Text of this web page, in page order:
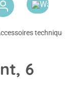
techniques
6